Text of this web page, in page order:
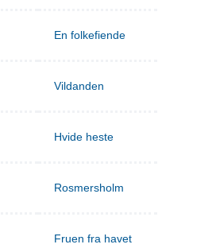
En folkefiende
Vildanden
Hvide heste
Rosmersholm
Fruen fra havet